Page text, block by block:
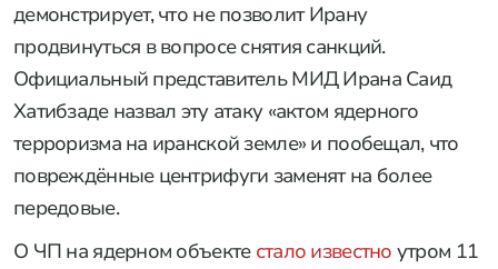
демонстрирует, что не позволит Ирану
продвинуться в вопросе снятия санкций.
Официальный представитель МИД Ирана Саид
Хатибзаде назвал эту атаку «актом ядерного
терроризма на иранской земле» и пообещал, что
повреждённые центрифуги заменят на более
передовые.
О ЧП на ядерном объекте стало известно утром 11